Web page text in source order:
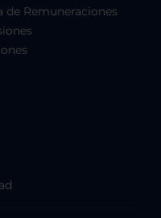
Remuneraciones